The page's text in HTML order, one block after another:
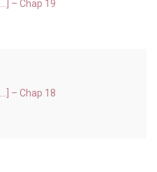
– Chap 19
– Chap 18